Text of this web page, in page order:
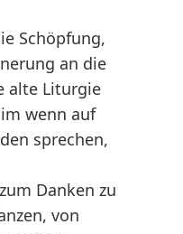
Schöpfung,
an die
alte Liturgie
wenn auf
sprechen,
Danken zu
von